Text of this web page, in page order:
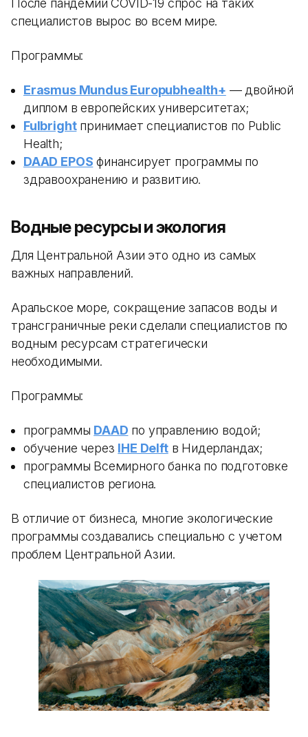
После пандемии COVID-19 спрос на таких
специалистов вырос во всем мире.
Программы:
Erasmus Mundus Europubhealth+ — двойной
диплом в европейских университетах;
Fulbrightпринимает специалистов по Public
Health;
DAAD EPOS финансирует программы по
здравоохранению и развитию.
Водные ресурсы и экология
Для Центральной Азии это одно из самых
важных направлений.
Аральское море, сокращение запасов воды и
трансграничные реки сделали специалистов по
водным ресурсам стратегически
необходимыми.
Программы:
программы DAAD по управлению водой;
обучение через IHE Delftв Нидерландах;
программы Всемирного банка по подготовке
специалистов региона.
В отличие от бизнеса, многие экологические
программы создавались специально с учетом
проблем Центральной Азии.